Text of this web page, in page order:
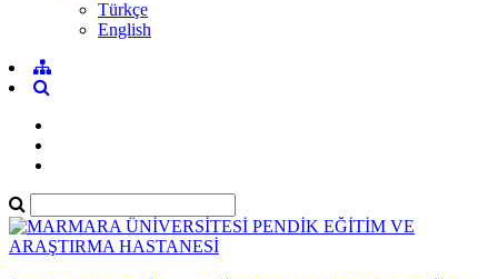
Türkçe
English